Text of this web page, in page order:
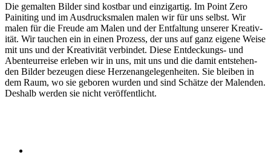
Die gemal­ten Bilder sind kost­bar und einzi­gar­tig. Im Point Zero
Painit­ing und im Aus­drucks­malen malen wir für uns selb­st. Wir
malen für die Freude am Malen und der Ent­fal­tung unser­er Kreativ­
ität. Wir tauchen ein in einen Prozess, der uns auf ganz eigene Weise
mit uns und der Kreativ­ität verbindet. Diese Ent­deck­ungs- und
Aben­teur­reise erleben wir in uns, mit uns und die damit entste­hen­
den Bilder bezeu­gen diese Herzenan­gele­gen­heit­en. Sie bleiben in
dem Raum, wo sie geboren wur­den und sind Schätze der Mal­en­den.
Deshalb wer­den sie nicht veröffentlicht.